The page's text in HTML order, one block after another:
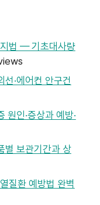
법 — 기초대사량
·에어컨 안구건
인·증상과 예방·
별 보관기간과 상
질환 예방법 완벽